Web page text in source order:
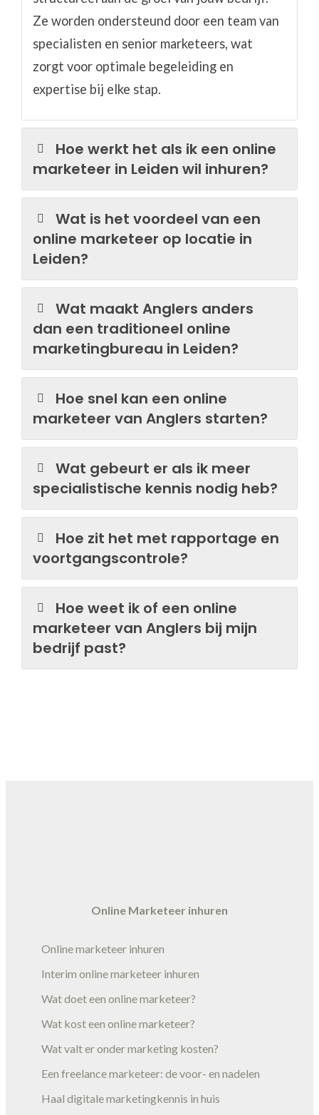
Ze worden ondersteund door een team van
specialisten en senior marketeers, wat
zorgt voor optimale begeleiding en
expertise bij elke stap.
Hoe werkt het als ik een online
marketeer in Leiden wil inhuren?
Wat is het voordeel van een
online marketeer op locatie in
Leiden?
Wat maakt Anglers anders
dan een traditioneel online
marketingbureau in Leiden?
Hoe snel kan een online
marketeer van Anglers starten?
Wat gebeurt er als ik meer
specialistische kennis nodig heb?
Hoe zit het met rapportage en
voortgangscontrole?
Hoe weet ik of een online
marketeer van Anglers bij mijn
bedrijf past?
Online Marketeer inhuren
Online marketeer inhuren
Interim online marketeer inhuren
Wat doet een online marketeer?
Wat kost een online marketeer?
Wat valt er onder marketing kosten?
Een freelance marketeer: de voor- en nadelen
Haal digitale marketingkennis in huis